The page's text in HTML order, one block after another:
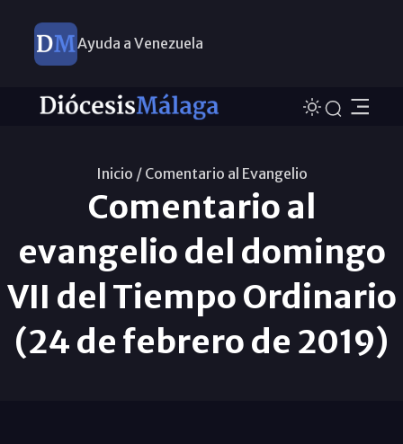
Ayuda a Venezuela
Inicio / Comentario al Evangelio
Comentario al
evangelio del domingo
VII del Tiempo Ordinario
(24 de febrero de 2019)